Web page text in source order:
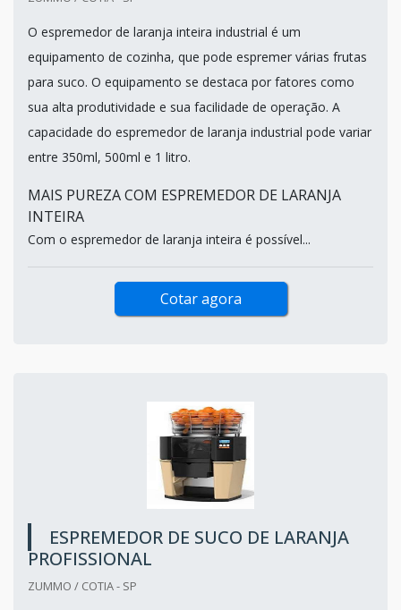
O espremedor de laranja inteira industrial é um
equipamento de cozinha, que pode espremer várias frutas
para suco. O equipamento se destaca por fatores como
sua alta produtividade e sua facilidade de operação. A
capacidade do espremedor de laranja industrial pode variar
entre 350ml, 500ml e 1 litro.
MAIS PUREZA COM ESPREMEDOR DE LARANJA
INTEIRA
Com o espremedor de laranja inteira é possível...
Cotar agora
ESPREMEDOR DE SUCO DE LARANJA
PROFISSIONAL
ZUMMO / COTIA - SP